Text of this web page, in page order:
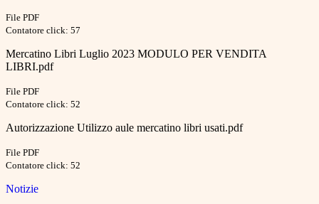
File PDF
Contatore click: 57
Mercatino Libri Luglio 2023 MODULO PER VENDITA
LIBRI.pdf
File PDF
Contatore click: 52
Autorizzazione Utilizzo aule mercatino libri usati.pdf
File PDF
Contatore click: 52
Notizie